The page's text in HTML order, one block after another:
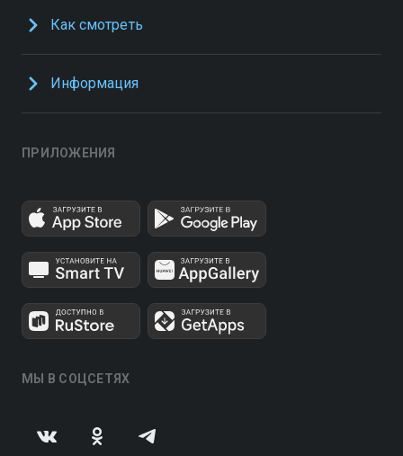
Как смотреть
Информация
ПРИЛОЖЕНИЯ
МЫ В СОЦСЕТЯХ